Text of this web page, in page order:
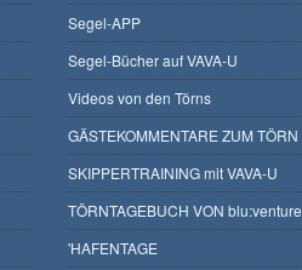
Segel-APP
Segel-Bücher auf VAVA-U
Videos von den Törns
GÄSTEKOMMENTARE ZUM TÖRN
SKIPPERTRAINING mit VAVA-U
TÖRNTAGEBUCH VON blu:venture
'HAFENTAGE